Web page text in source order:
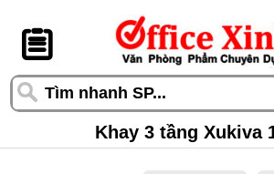
󰆎
Khay 3 tầng Xukiva